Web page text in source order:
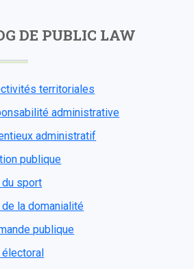
DE PUBLIC LAW
territoriales
administrative
administratif
publique
du sport
la domanialité
publique
électoral